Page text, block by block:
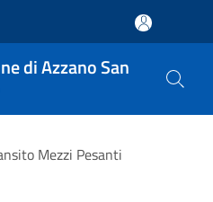
di Azzano San
Mezzi Pesanti